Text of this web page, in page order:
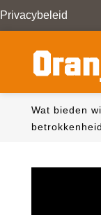
Privacybeleid
Wat bieden
betrokkenheid